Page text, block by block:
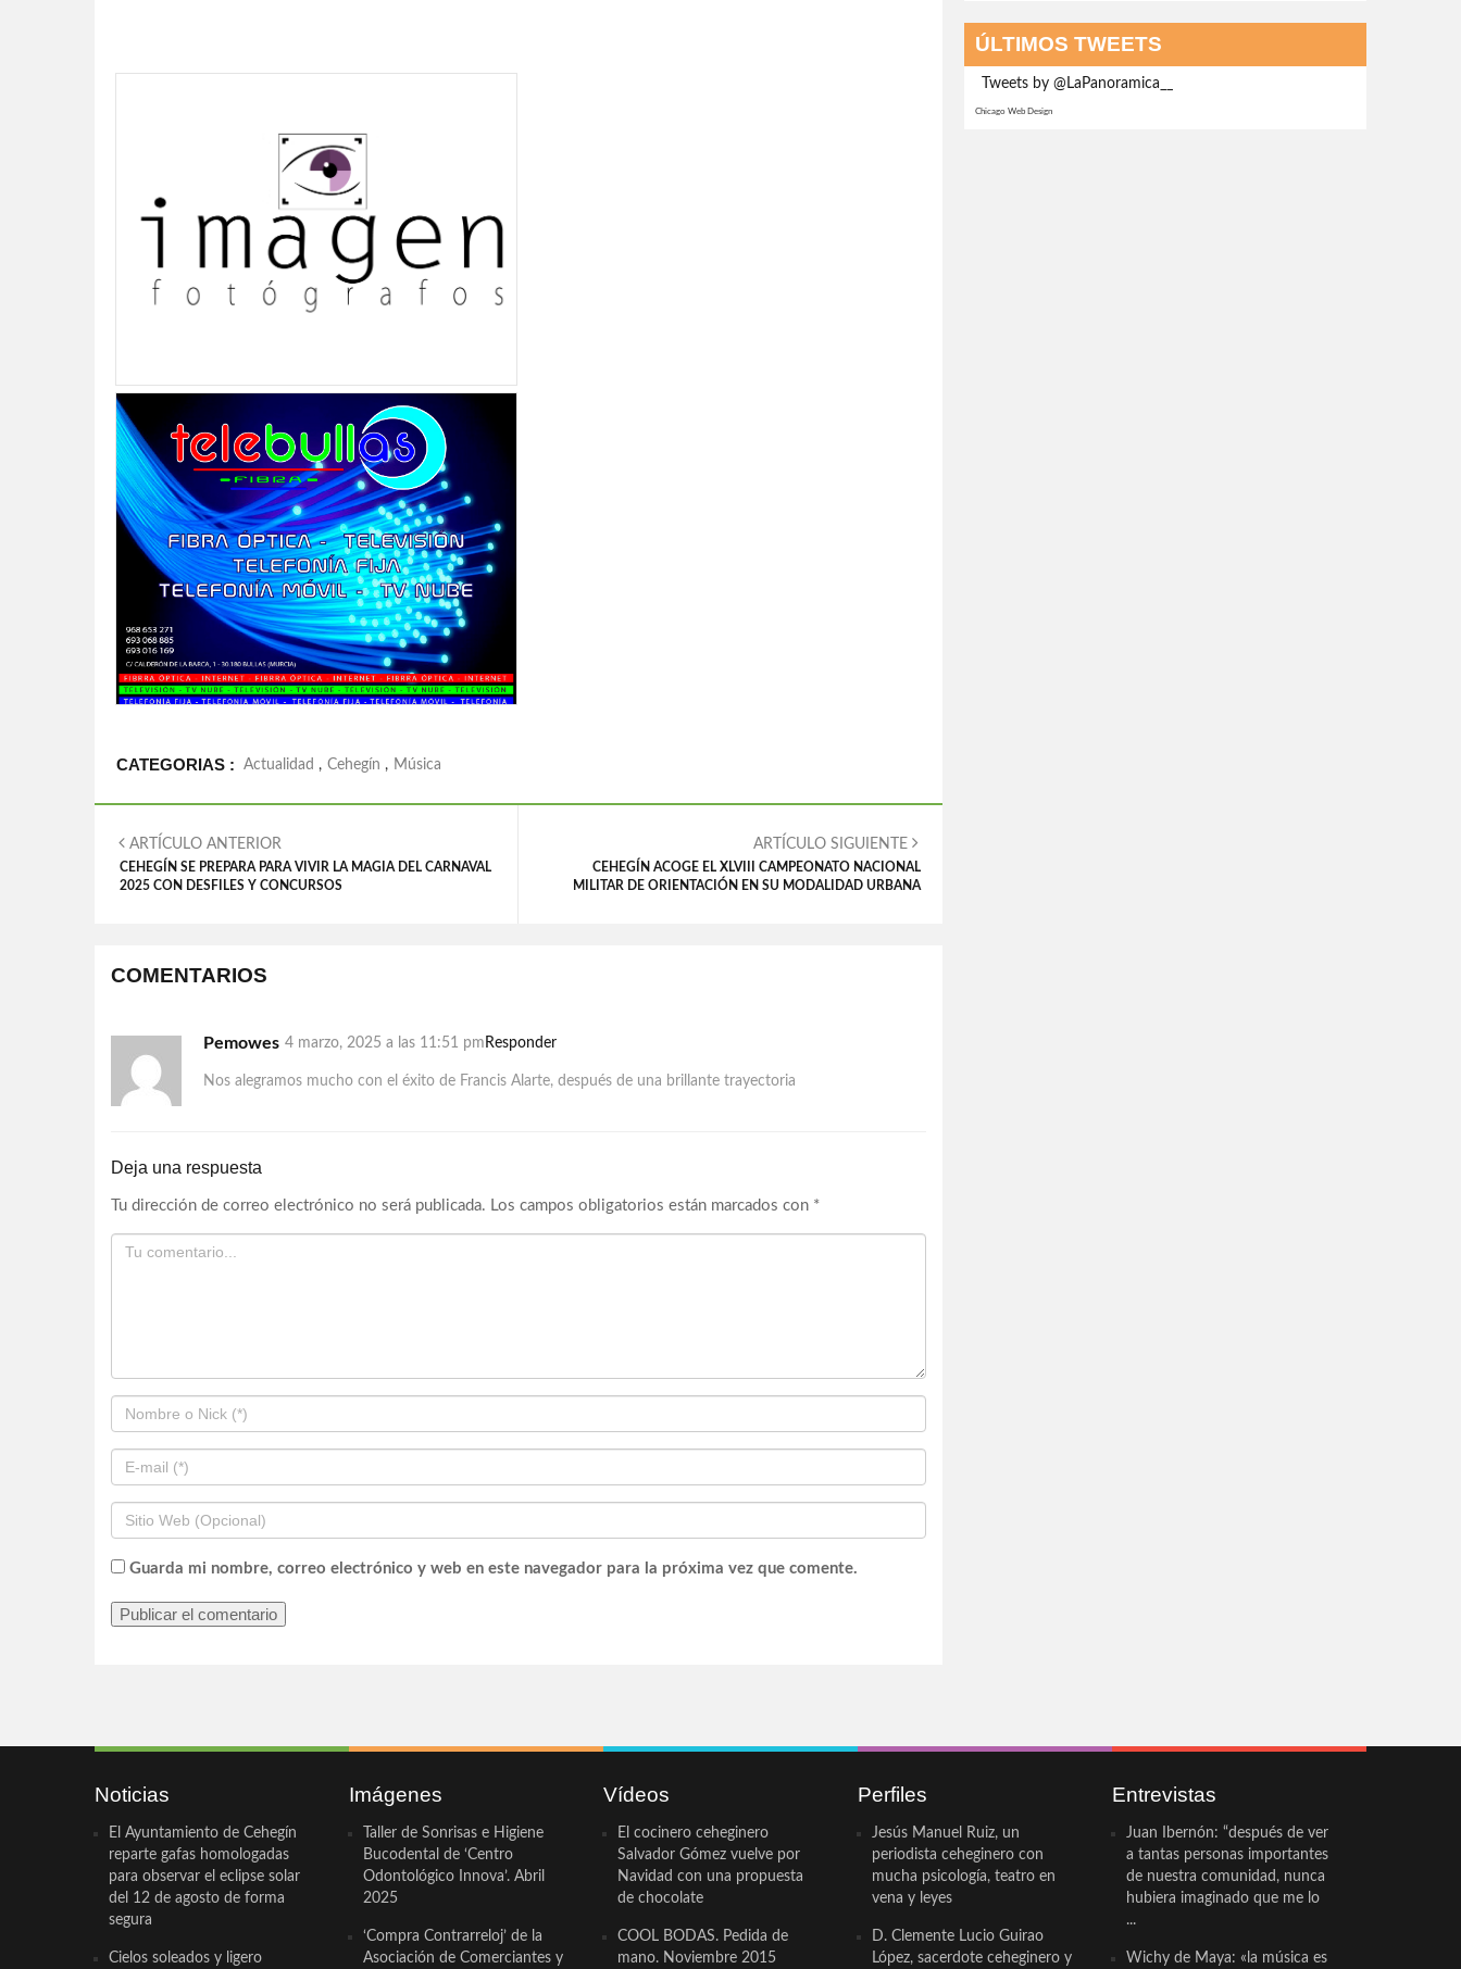
CATEGORIAS : Actualidad , Cehegín , Música
ARTÍCULO ANTERIOR
CEHEGÍN SE PREPARA PARA VIVIR LA MAGIA DEL CARNAVAL
2025 CON DESFILES Y CONCURSOS
ARTÍCULO SIGUIENTE
CEHEGÍN ACOGE EL XLVIII CAMPEONATO NACIONAL
MILITAR DE ORIENTACIÓN EN SU MODALIDAD URBANA
COMENTARIOS
Pemowes 4 marzo, 2025 a las 11:51 pm Responder
Nos alegramos mucho con el éxito de Francis Alarte, después de una brillante trayectoria
Deja una respuesta
Tu dirección de correo electrónico no será publicada. Los campos obligatorios están marcados con *
Guarda mi nombre, correo electrónico y web en este navegador para la próxima vez que comente.
ÚLTIMOS TWEETS
Tweets by @LaPanoramica__
Chicago Web Design
Noticias
El Ayuntamiento de Cehegín
reparte gafas homologadas
para observar el eclipse solar
del 12 de agosto de forma
segura
Cielos soleados y ligero
Imágenes
Taller de Sonrisas e Higiene
Bucodental de ‘Centro
Odontológico Innova’. Abril
2025
‘Compra Contrarreloj’ de la
Asociación de Comerciantes y
Vídeos
El cocinero ceheginero
Salvador Gómez vuelve por
Navidad con una propuesta
de chocolate
COOL BODAS. Pedida de
mano. Noviembre 2015
Perfiles
Jesús Manuel Ruiz, un
periodista ceheginero con
mucha psicología, teatro en
vena y leyes
D. Clemente Lucio Guirao
López, sacerdote ceheginero y
Entrevistas
Juan Ibernón: “después de ver
a tantas personas importantes
de nuestra comunidad, nunca
hubiera imaginado que me lo
...
Wichy de Maya: «la música es